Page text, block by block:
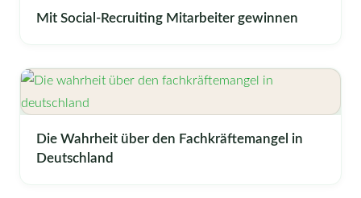
Mit Social-Recruiting Mitarbeiter gewinnen
Die Wahrheit über den Fachkräftemangel in
Deutschland